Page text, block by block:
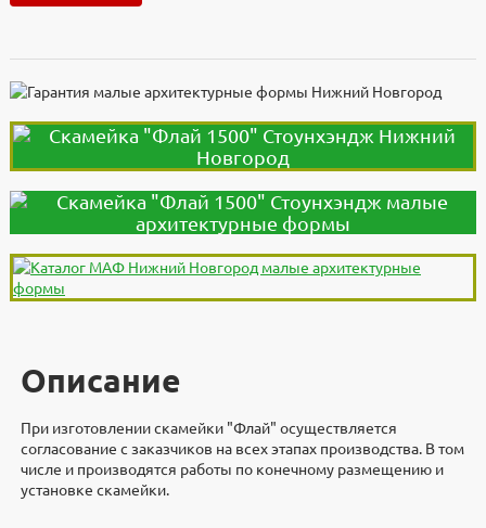
Описание
При изготовлении скамейки "Флай" осуществляется
согласование с заказчиков на всех этапах производства. В том
числе и производятся работы по конечному размещению и
установке скамейки.